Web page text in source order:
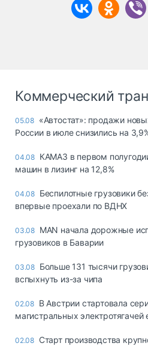
Коммерческий
05.08 «Автостат»: продажи
России в июле снизились на
04.08 КАМАЗ в первом
машин в лизинг на 12,8%
04.08 Беспилотные грузовики
впервые проехали по ВДНХ
03.08 MAN начала дорожные
грузовиков в Баварии
03.08 Больше 131 тысячи
вспыхнуть из-за чипа
02.08 В Австрии стартовала
магистральных электротягачей
02.08 Старт производства